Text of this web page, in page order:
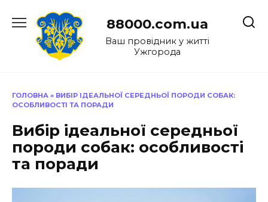
до
88000.com.ua
Ваш провідник у житті
Ужгорода
ГОЛОВНА » ВИБІР ІДЕАЛЬНОЇ СЕРЕДНЬОЇ ПОРОДИ СОБАК:
ОСОБЛИВОСТІ ТА ПОРАДИ
Вибір ідеальної середньої
породи собак: особливості
та поради